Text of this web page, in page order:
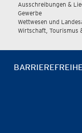
Ausschreibungen &
Gewerbe
Wettwesen und
Wirtschaft, Tourismus